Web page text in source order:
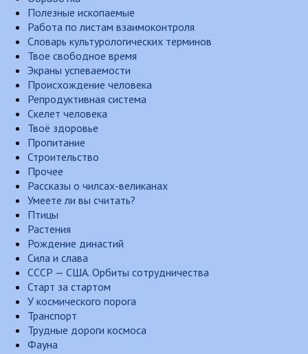
Полезные ископаемые
Работа по листам взаимоконтроля
Словарь культурологических терминов
Твое свободное время
Экраны успеваемости
Происхождение человека
Репродуктивная система
Скелет человека
Твоё здоровье
Пропитание
Строительство
Прочее
Рассказы о чилсах-великанах
Умеете ли вы считать?
Птицы
Растения
Рождение династий
Сила и слава
СССР — США. Орбиты сотрудничества
Старт за стартом
У космического порога
Транспорт
Трудные дороги космоса
Фауна